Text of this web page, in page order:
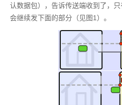
认数据包），告诉传送端收到了，
会继续发下面的部分（见图1）。